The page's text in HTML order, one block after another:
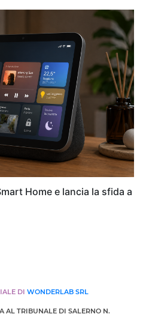
Home e lancia la sfida a
DI WONDERLAB SRL
AL TRIBUNALE DI SALERNO N.